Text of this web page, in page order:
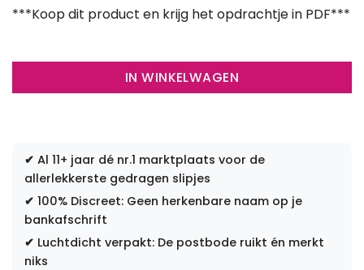
***Koop dit product en krijg het opdrachtje in PDF***
IN WINKELWAGEN
✔ Al 11+ jaar dé nr.1 marktplaats voor de
allerlekkerste gedragen slipjes
✔ 100% Discreet: Geen herkenbare naam op je
bankafschrift
✔ Luchtdicht verpakt: De postbode ruikt én merkt
niks